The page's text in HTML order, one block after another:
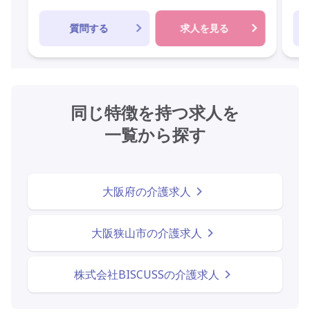
質問する 求人を見る
同じ特徴を持つ求人を
一覧から探す
大阪府の介護求人
大阪狭山市の介護求人
株式会社BISCUSSの介護求人